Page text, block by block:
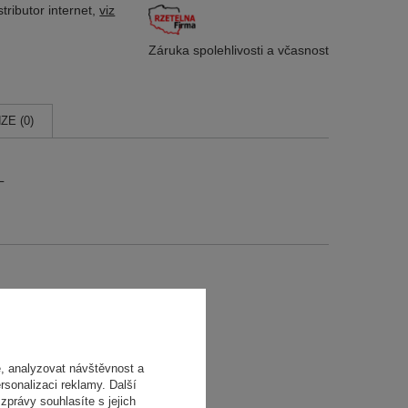
internet,viz
Záruka spolehlivosti a včasnost
(0)
analyzovat návštěvnost a
reklamy. Další
souhlasíte s jejich